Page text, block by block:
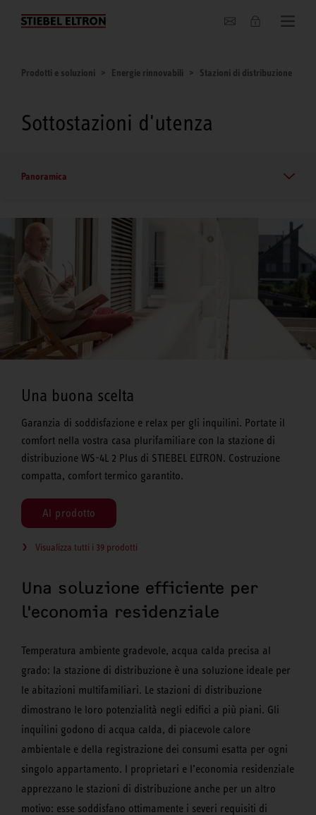
Chi siamo
Prodotti e soluzioni Energie rinnovabili Stazioni di distribuzione
Sottostazioni d'utenza
Panoramica
Una buona scelta
Garanzia di soddisfazione e relax per gli inquilini. Portate il
comfort nella vostra casa plurifamiliare con la stazione di
distribuzione WS-4L 2 Plus di STIEBEL ELTRON. Costruzione
compatta, comfort termico garantito.
Al prodotto
Visualizza tutti i 39 prodotti
Una soluzione efficiente per
l'economia residenziale
Temperatura ambiente gradevole, acqua calda precisa al
grado: la stazione di distribuzione è una soluzione ideale per
le abitazioni multifamiliari. Le stazioni di distribuzione
dimostrano le loro potenzialità negli edifici a più piani. Gli
inquilini godono di acqua calda, di piacevole calore
ambientale e della registrazione dei consumi esatta per ogni
singolo appartamento. I proprietari e l’economia residenziale
apprezzano le stazioni di distribuzione anche per un altro
motivo: esse soddisfano ottimamente i severi requisiti di